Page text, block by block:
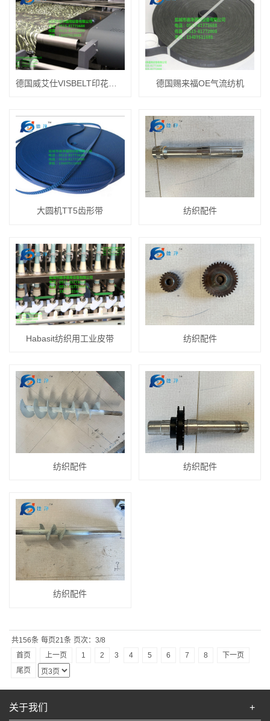
德国赐来福OE气流纺机
大圆机TT5齿形带 纺织配件
Habasit纺织用工业皮带 纺织配件
纺织配件 纺织配件
纺织配件
共156条 每页21条 页次：3/8
首页
上一页 1 2 3 4 5 6 7 8
下一页
尾页
关于我们 +